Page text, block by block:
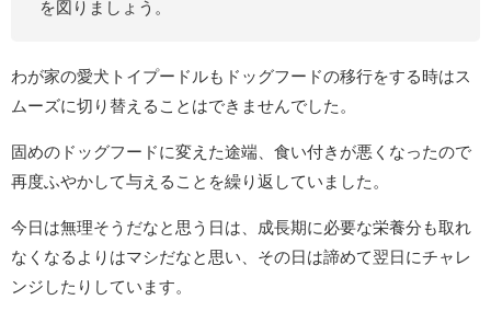
を図りましょう。
わが家の愛犬トイプードルもドッグフードの移行をする時はス
ムーズに切り替えることはできませんでした。
固めのドッグフードに変えた途端、食い付きが悪くなったので
再度ふやかして与えることを繰り返していました。
今日は無理そうだなと思う日は、成長期に必要な栄養分も取れ
なくなるよりはマシだなと思い、その日は諦めて翌日にチャレ
ンジしたりしています。